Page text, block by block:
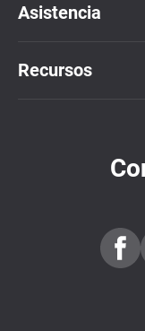
Asistencia
Recursos